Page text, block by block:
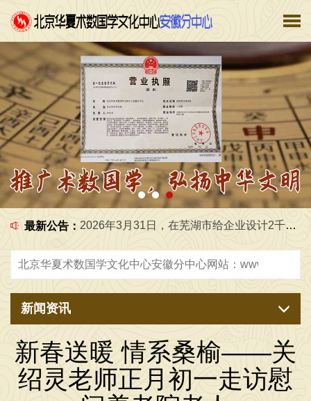
最新公告：
2026年7月1日，在工作室给学生一起，学习传统文化 [2026-07-02]
2026年2月2日，农历腊月15日，带着学生，还有外地的客人 [2026-02-03]
2026年3月31日，在芜湖市给企业设计2千平米办公室，弘扬中华优秀传统文化，传播正能量，广接善缘交天下朋友 [2026-03-31]
2026年7月1日，在工作室给学生一起，学习传统文化 [2026-07-02]
新闻资讯
新春送暖 情系桑榆——关
绍灵老师正月初一走访慰